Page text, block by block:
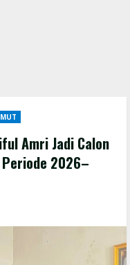
Amri Jadi Calon
Periode 2026–